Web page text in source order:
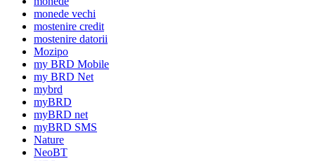
monede vechi
mostenire credit
mostenire datorii
Mozipo
my BRD Mobile
my BRD Net
mybrd
myBRD
myBRD net
myBRD SMS
Nature
NeoBT